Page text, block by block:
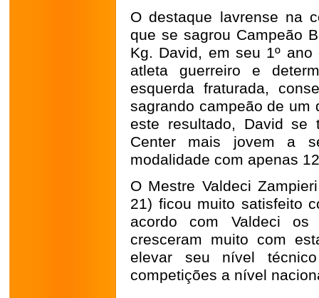
O destaque lavrense na
que se sagrou Campeão
Kg. David, em seu 1º
atleta guerreiro e
esquerda fraturada,
sagrando campeão de um
este resultado, David se
Center mais jovem a
modalidade com apenas
O Mestre Valdeci
21) ficou muito satisfeito
acordo com Valdeci
cresceram muito com
elevar seu nível
competições a nível